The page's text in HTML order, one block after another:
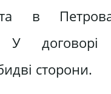
в
У договорі
сторони.